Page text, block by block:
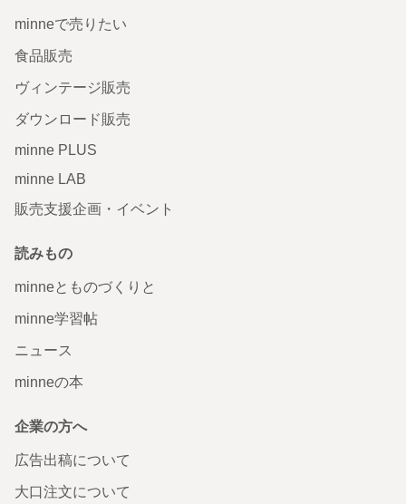
minneで売りたい
食品販売
ヴィンテージ販売
ダウンロード販売
minne PLUS
minne LAB
販売支援企画・イベント
読みもの
minneとものづくりと
minne学習帖
ニュース
minneの本
企業の方へ
広告出稿について
大口注文について